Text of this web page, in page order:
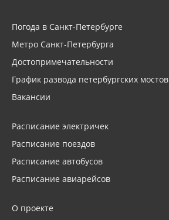
Погода в Санкт-Петербурге
Метро Санкт-Петербурга
Достопримечательности
График развода петербургских мостов
Вакансии
Расписание электричек
Расписание поездов
Расписание автобусов
Расписание авиарейсов
О проекте